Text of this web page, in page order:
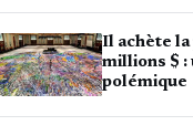
Il achète
millions $ :
polémique